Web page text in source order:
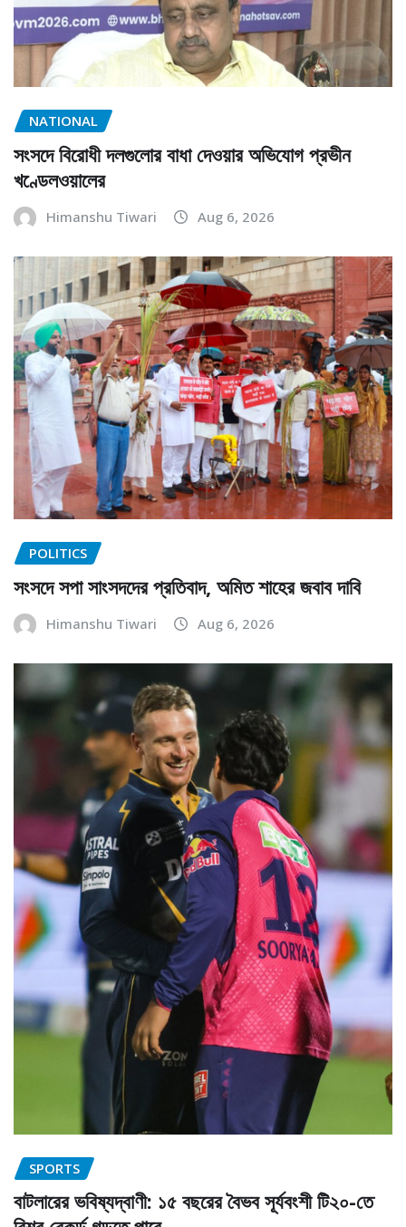
NATIONAL
সংসদে বিরোধী দলগুলোর বাধা দেওয়ার অভিযোগ প্রভীন
খণ্ডেলওয়ালের
Himanshu Tiwari Aug 6, 2026
POLITICS
সংসদে সপা সাংসদদের প্রতিবাদ, অমিত শাহের জবাব দাবি
Himanshu Tiwari Aug 6, 2026
SPORTS
বাটলারের ভবিষ্যদ্বাণী: ১৫ বছরের বৈভব সূর্যবংশী টি২০-তে